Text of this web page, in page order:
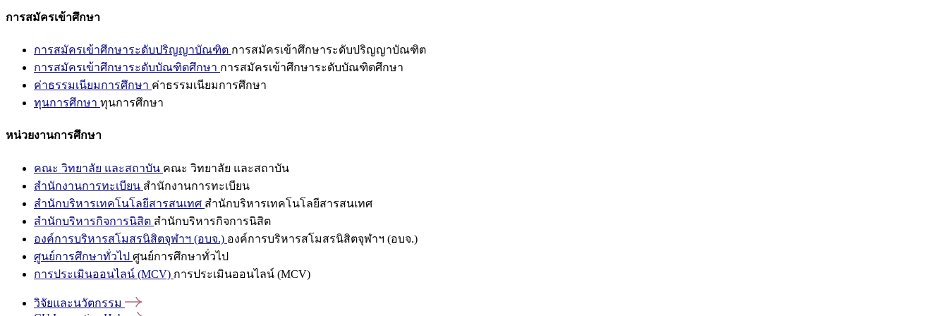
การสมัครเข้าศึกษา
การสมัครเข้าศึกษาระดับปริญญาบัณฑิต การสมัครเข้าศึกษาระดับปริญญาบัณฑิต
การสมัครเข้าศึกษาระดับบัณฑิตศึกษา การสมัครเข้าศึกษาระดับบัณฑิตศึกษา
ค่าธรรมเนียมการศึกษา ค่าธรรมเนียมการศึกษา
ทุนการศึกษา ทุนการศึกษา
หน่วยงานการศึกษา
คณะ วิทยาลัย และสถาบัน คณะ วิทยาลัย และสถาบัน
สำนักงานการทะเบียน สำนักงานการทะเบียน
สำนักบริหารเทคโนโลยีสารสนเทศ สำนักบริหารเทคโนโลยีสารสนเทศ
สำนักบริหารกิจการนิสิต สำนักบริหารกิจการนิสิต
องค์การบริหารสโมสรนิสิตจุฬาฯ (อบจ.) องค์การบริหารสโมสรนิสิตจุฬาฯ (อบจ.)
ศูนย์การศึกษาทั่วไป ศูนย์การศึกษาทั่วไป
การประเมินออนไลน์ (MCV) การประเมินออนไลน์ (MCV)
วิจัยและนวัตกรรม